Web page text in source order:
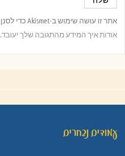
אתר זו עושה שימוש ב-Akismet כדי לסנן תגובות זבל.
אודות איך המידע מהתגובה שלך יעובד.
עמודים נבחרים